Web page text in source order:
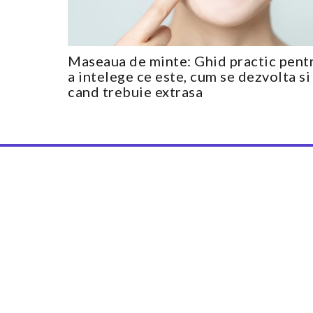
Maseaua de minte: Ghid practic
a intelege ce este, cum se dezvolta si
cand trebuie extrasa